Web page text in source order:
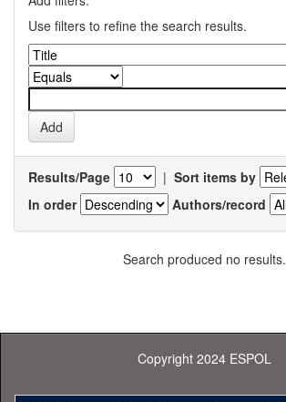
Use filters to refine the search results.
Results/Page | Sort items by
In order
Authors/record
Search produced no results.
Copyright 2024 ESPOL